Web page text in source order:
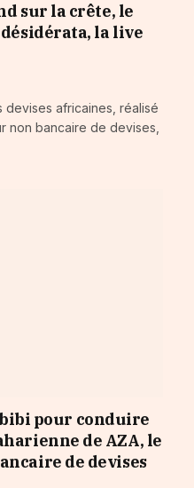
sur la crête, le
la live
devises africaines, réalisé
non bancaire de devises,
pour conduire
de AZA, le
de devises